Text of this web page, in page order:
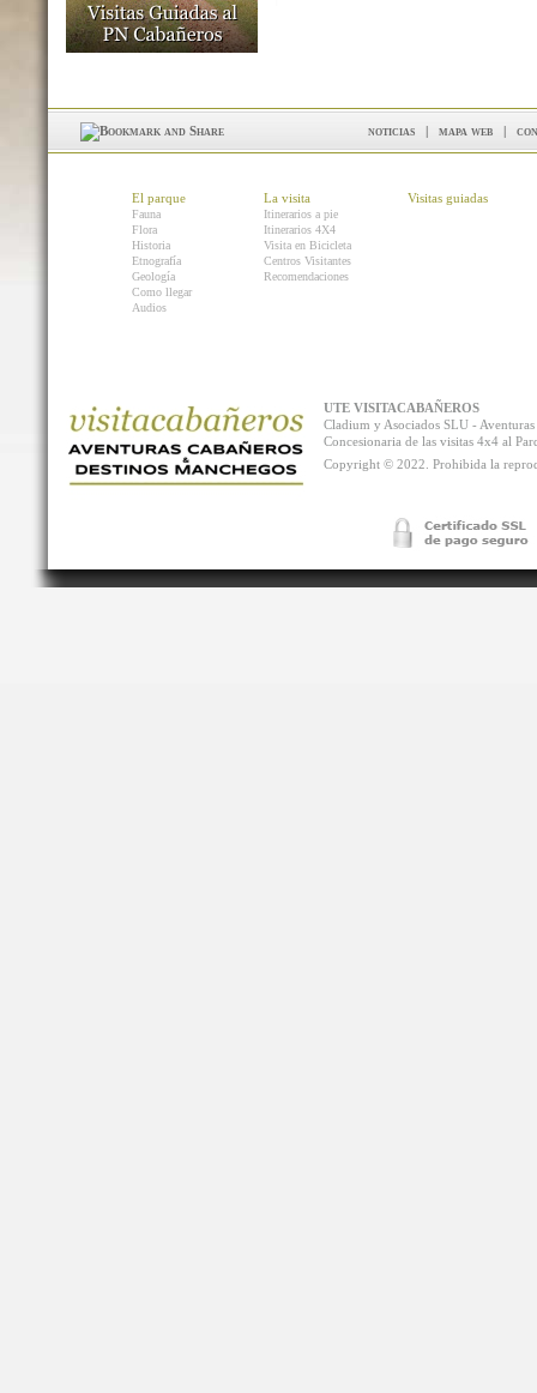
noticias | mapa web |
El parque
Fauna
Flora
Historia
Etnografía
Geología
Como llegar
Audios
La visita
Itinerarios a pie
Itinerarios 4X4
Visita en Bicicleta
Centros Visitantes
Recomendaciones
Visitas guiadas
UTE VISITACABAÑEROS
Cladium y Asociados SLU -
Concesionaria de las visitas 4x4 al
Copyright © 2022. Prohibida la